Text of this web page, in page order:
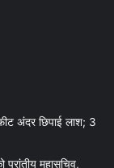
फीट अंदर छिपाई लाश; 3
महासचिव,